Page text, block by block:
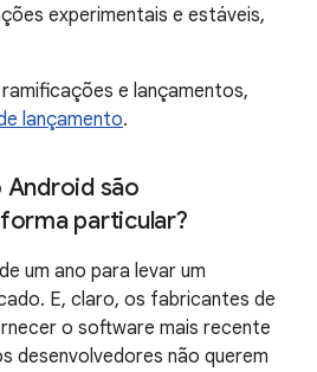
experimentais e estáveis,
e lançamentos,
lançamento.
Android são
particular?
um ano para levar um
E, claro, os fabricantes de
o software mais recente
desenvolvedores não querem